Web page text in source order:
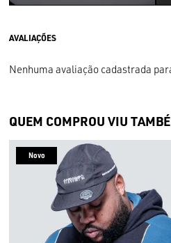
Nenhuma avaliação cadastrada
QUEM COMPROU VIU
Novo